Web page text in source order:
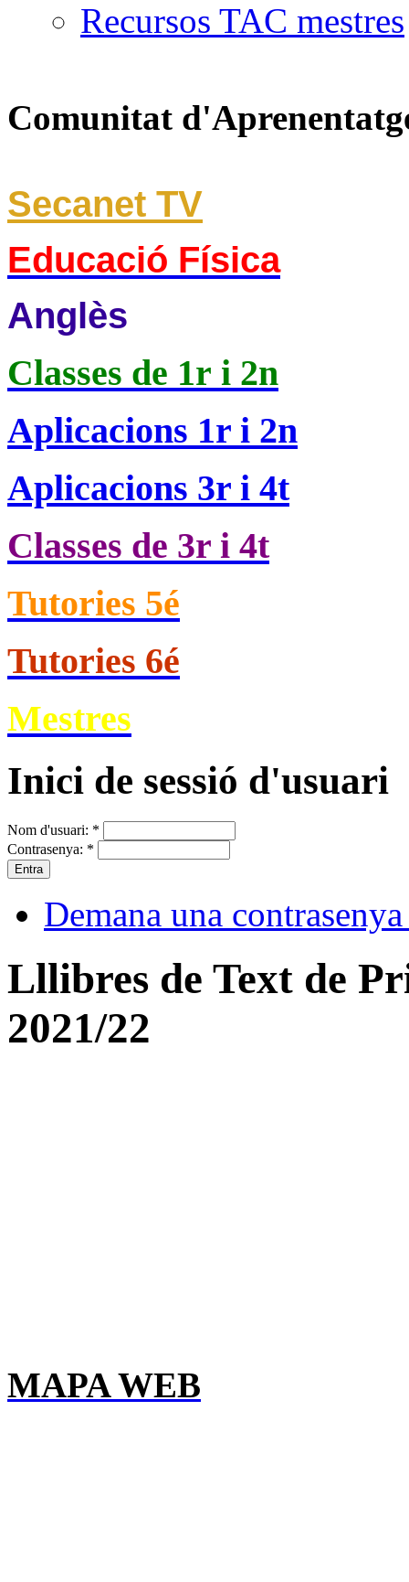
Recursos TAC mestres
Comunitat
Secanet TV
Educació Física
Anglès
Classes de 1r i 2n
Aplicacions 1r i 2n
Aplicacions 3r i 4t
Classes de 3r i 4t
Tutories 5é
Tutories 6é
Mestres
Inici de sessió d'usuari
Nom d'usuari: *
Contrasenya: *
Demana una
Lllibres de Text de
2021/22
MAPA WEB